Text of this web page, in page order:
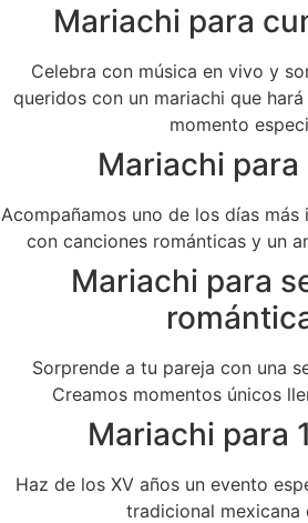
Mariachi para
Celebra con música en vivo y
queridos con un mariachi que
momento
Mariachi
Acompañamos uno de los días
con canciones románticas y un
Mariachi para
Sorprende a tu pareja con una
Creamos momentos únicos
Mariachi para
Haz de los XV años un evento
tradicional mexicana